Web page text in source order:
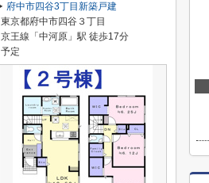
府中市四谷3丁目新築戸建
東京都府中市四谷３丁目
京王線「中河原」駅 徒歩17分
予定